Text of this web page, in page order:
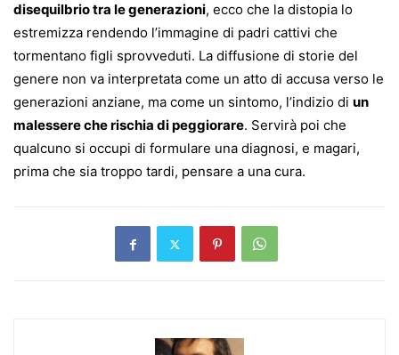
disequilbrio tra le generazioni, ecco che la distopia lo
estremizza rendendo l’immagine di padri cattivi che
tormentano figli sprovveduti. La diffusione di storie del
genere non va interpretata come un atto di accusa verso le
generazioni anziane, ma come un sintomo, l’indizio di un
malessere che rischia di peggiorare. Servirà poi che
qualcuno si occupi di formulare una diagnosi, e magari,
prima che sia troppo tardi, pensare a una cura.